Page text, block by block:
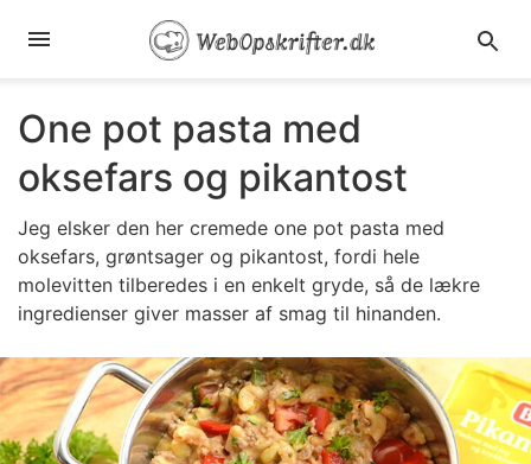
One pot pasta med
oksefars og pikantost
Jeg elsker den her cremede one pot pasta med
oksefars, grøntsager og pikantost, fordi hele
molevitten tilberedes i en enkelt gryde, så de lækre
ingredienser giver masser af smag til hinanden.